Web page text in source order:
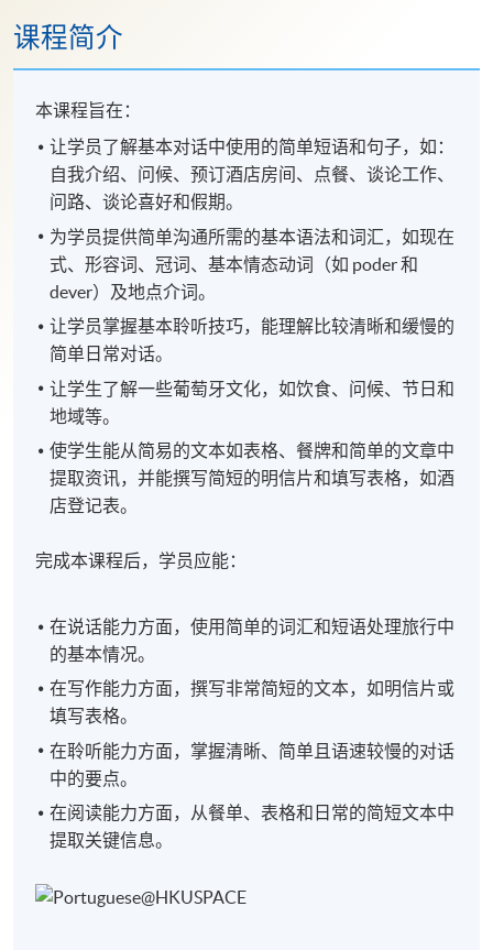
课程简介
本课程旨在：
让学员了解基本对话中使用的简单短语和句子，如：
自我介绍、问候、预订酒店房间、点餐、谈论工作、
问路、谈论喜好和假期。
为学员提供简单沟通所需的基本语法和词汇，如现在
式、形容词、冠词、基本情态动词（如 poder 和
dever）及地点介词。
让学员掌握基本聆听技巧，能理解比较清晰和缓慢的
简单日常对话。
让学生了解一些葡萄牙文化，如饮食、问候、节日和
地域等。
使学生能从简易的文本如表格、餐牌和简单的文章中
提取资讯，并能撰写简短的明信片和填写表格，如酒
店登记表。
完成本课程后，学员应能：
在说话能力方面，使用简单的词汇和短语处理旅行中
的基本情况。
在写作能力方面，撰写非常简短的文本，如明信片或
填写表格。
在聆听能力方面，掌握清晰、简单且语速较慢的对话
中的要点。
在阅读能力方面，从餐单、表格和日常的简短文本中
提取关键信息。